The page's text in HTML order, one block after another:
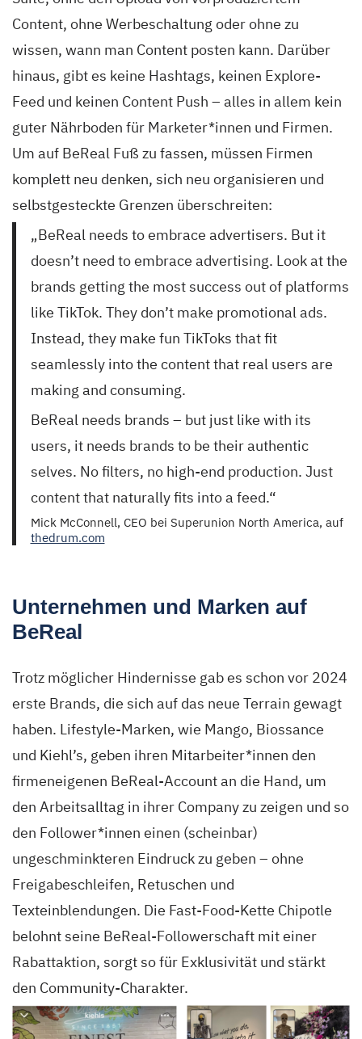
Content, ohne Werbeschaltung oder ohne zu
wissen, wann man Content posten kann. Darüber
hinaus, gibt es keine Hashtags, keinen Explore-
Feed und keinen Content Push – alles in allem kein
guter Nährboden für Marketer*innen und Firmen.
Um auf BeReal Fuß zu fassen, müssen Firmen
komplett neu denken, sich neu organisieren und
selbstgesteckte Grenzen überschreiten:
„BeReal needs to embrace advertisers. But it
doesn’t need to embrace advertising. Look at the
brands getting the most success out of platforms
like TikTok. They don’t make promotional ads.
Instead, they make fun TikToks that fit
seamlessly into the content that real users are
making and consuming.
BeReal needs brands – but just like with its
users, it needs brands to be their authentic
selves. No filters, no high-end production. Just
content that naturally fits into a feed.“
Mick McConnell, CEO bei Superunion North America, auf
thedrum.com
Unternehmen und Marken auf
BeReal
Trotz möglicher Hindernisse gab es schon vor 2024
erste Brands, die sich auf das neue Terrain gewagt
haben. Lifestyle-Marken, wie Mango, Biossance
und Kiehl’s, geben ihren Mitarbeiter*innen den
firmeneigenen BeReal-Account an die Hand, um
den Arbeitsalltag in ihrer Company zu zeigen und so
den Follower*innen einen (scheinbar)
ungeschminkteren Eindruck zu geben – ohne
Freigabeschleifen, Retuschen und
Texteinblendungen. Die Fast-Food-Kette Chipotle
belohnt seine BeReal-Followerschaft mit einer
Rabattaktion, sorgt so für Exklusivität und stärkt
den Community-Charakter.